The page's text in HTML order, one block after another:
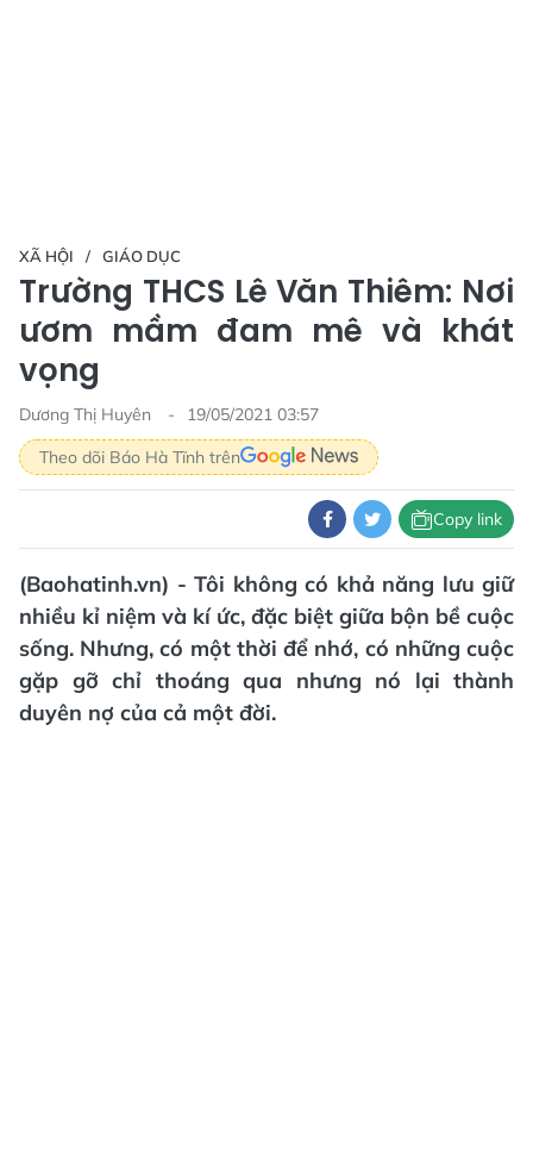
XÃ HỘI GIÁO DỤC
Trường THCS Lê Văn Thiêm: Nơi
ươm mầm đam mê và khát
vọng
Dương Thị Huyên
19/05/2021 03:57
Theo dõi Báo Hà Tĩnh trên
Copy link
(Baohatinh.vn) - Tôi không có khả năng lưu giữ
nhiều kỉ niệm và kí ức, đặc biệt giữa bộn bề cuộc
sống. Nhưng, có một thời để nhớ, có những cuộc
gặp gỡ chỉ thoáng qua nhưng nó lại thành
duyên nợ của cả một đời.